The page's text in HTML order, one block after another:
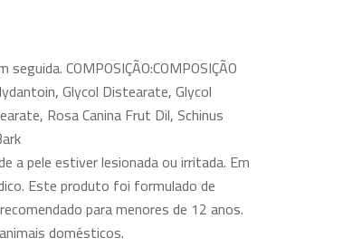
COMPOSIÇÃO:COMPOSIÇÃO
Glycol Distearate, Glycol
Rosa Canina Frut Dil, Schinus
a pele estiver lesionada ou irritada. Em
Este produto foi formulado de
para menores de 12 anos.
domésticos.